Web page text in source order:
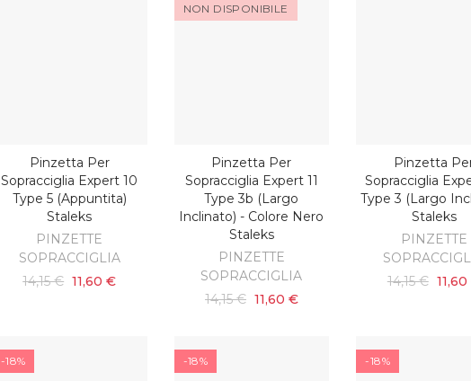
AGGIUNGI AL CARRELLO
Pinzetta Per
Sopracciglia Expert 10
Type 5 (appuntita)
Staleks
PINZETTE
SOPRACCIGLIA
14,15 € 11,60 €
NON DISPONIBILE
SCOPRI
Pinzetta Per
Sopracciglia Expert 11
Type 3b (largo
Inclinato) - Colore Nero
Staleks
PINZETTE
SOPRACCIGLIA
14,15 € 11,60 €
AGGIUNGI AL
Pinzetta
Sopracciglia
Type 3 (largo
Staleks
PINZETTE
14,15 €
-18% -18% -18%